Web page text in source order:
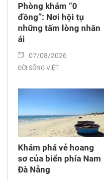
Phòng khám “0
đồng”: Nơi hội tụ
những tấm lòng nhân
ái
07/08/2026
ĐỜI SỐNG VIỆT
Khám phá vẻ hoang
sơ của biển phía Nam
Đà Nẵng